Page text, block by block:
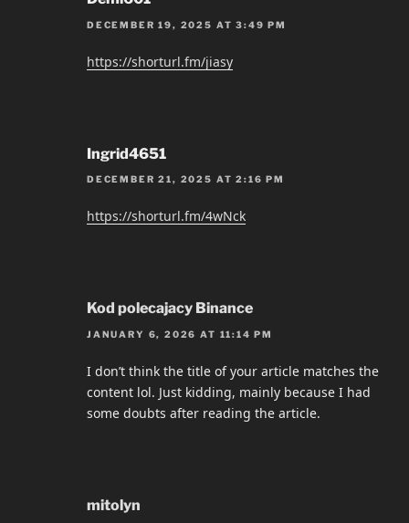
DECEMBER 19, 2025 AT 3:49 PM
https://shorturl.fm/jiasy
Ingrid4651
DECEMBER 21, 2025 AT 2:16 PM
https://shorturl.fm/4wNck
Kod polecajacy Binance
JANUARY 6, 2026 AT 11:14 PM
I don’t think the title of your article matches the
content lol. Just kidding, mainly because I had
some doubts after reading the article.
mitolyn